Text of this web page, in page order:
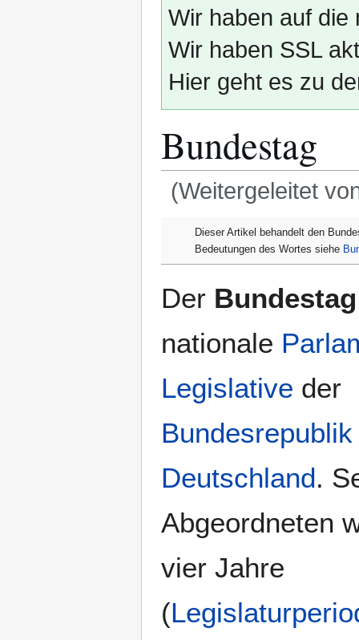
Wir haben auf die
Wir haben SSL
Hier geht es zu
Bundestag
(Weitergeleitet
Navigation
springen
springen
Dieser Artikel behandelt den
Bedeutungen des Wortes siehe
Der Bundestag
nationale
Legislative der
Bundesrepublik
Deutschland.
Abgeordneten
vier Jahre
(